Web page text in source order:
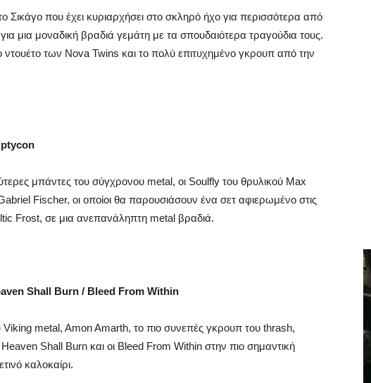
που έχει κυριαρχήσει στο σκληρό ήχο για περισσότερα από
μια μοναδική βραδιά γεμάτη με τα σπουδαιότερα τραγούδια τους.
των Nova Twins και το πολύ επιτυχημένο γκρουπ από την
μπάντες του σύγχρονου metal, οι Soulfly του θρυλικού Max
Fischer, οι οποίοι θα παρουσιάσουν ένα σετ αφιερωμένο στις
Frost, σε μια ανεπανάληπτη metal βραδιά.
Shall Burn / Bleed From Within
Viking metal, Amon Amarth, το πιο συνεπές γκρουπ του thrash,
Shall Burn και οι Bleed From Within στην πιο σημαντική
καλοκαίρι.